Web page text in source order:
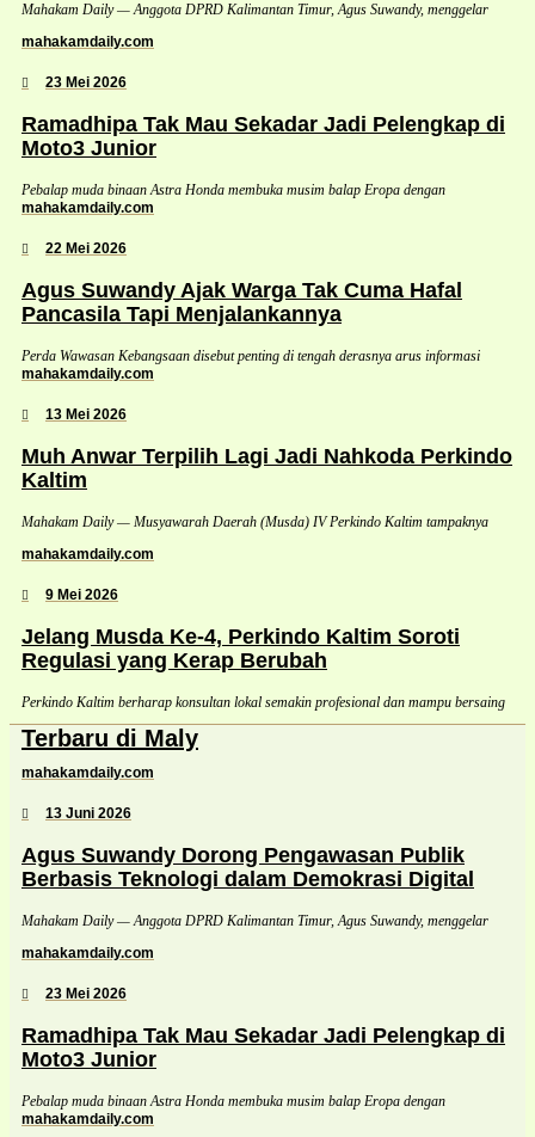
Mahakam Daily — Anggota DPRD Kalimantan Timur, Agus Suwandy, menggelar
mahakamdaily.com
23 Mei 2026
Ramadhipa Tak Mau Sekadar Jadi Pelengkap di
Moto3 Junior
Pebalap muda binaan Astra Honda membuka musim balap Eropa dengan
mahakamdaily.com
22 Mei 2026
Agus Suwandy Ajak Warga Tak Cuma Hafal
Pancasila Tapi Menjalankannya
Perda Wawasan Kebangsaan disebut penting di tengah derasnya arus informasi
mahakamdaily.com
13 Mei 2026
Muh Anwar Terpilih Lagi Jadi Nahkoda Perkindo
Kaltim
Mahakam Daily — Musyawarah Daerah (Musda) IV Perkindo Kaltim tampaknya
mahakamdaily.com
9 Mei 2026
Jelang Musda Ke-4, Perkindo Kaltim Soroti
Regulasi yang Kerap Berubah
Perkindo Kaltim berharap konsultan lokal semakin profesional dan mampu bersaing
Terbaru di Maly
mahakamdaily.com
13 Juni 2026
Agus Suwandy Dorong Pengawasan Publik
Berbasis Teknologi dalam Demokrasi Digital
Mahakam Daily — Anggota DPRD Kalimantan Timur, Agus Suwandy, menggelar
mahakamdaily.com
23 Mei 2026
Ramadhipa Tak Mau Sekadar Jadi Pelengkap di
Moto3 Junior
Pebalap muda binaan Astra Honda membuka musim balap Eropa dengan
mahakamdaily.com